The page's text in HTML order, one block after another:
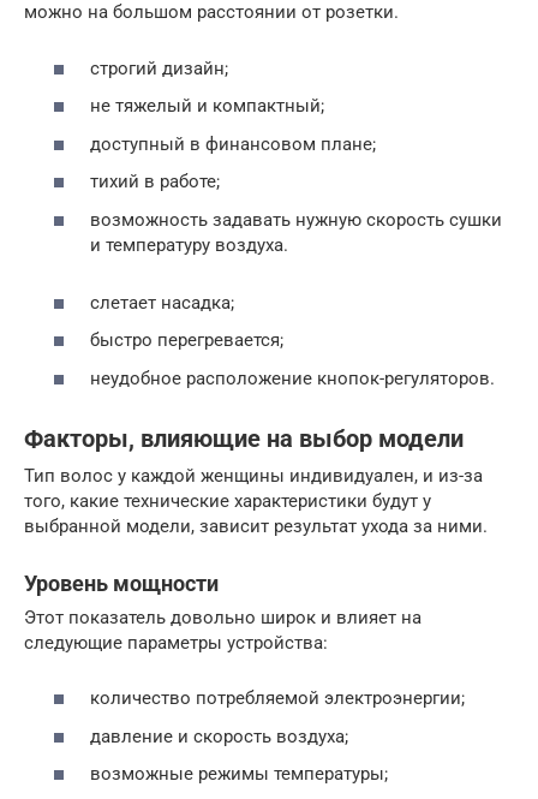
можно на большом расстоянии от розетки.
строгий дизайн;
не тяжелый и компактный;
доступный в финансовом плане;
тихий в работе;
возможность задавать нужную скорость сушки
и температуру воздуха.
слетает насадка;
быстро перегревается;
неудобное расположение кнопок-регуляторов.
Факторы, влияющие на выбор модели
Тип волос у каждой женщины индивидуален, и из-за
того, какие технические характеристики будут у
выбранной модели, зависит результат ухода за ними.
Уровень мощности
Этот показатель довольно широк и влияет на
следующие параметры устройства:
количество потребляемой электроэнергии;
давление и скорость воздуха;
возможные режимы температуры;